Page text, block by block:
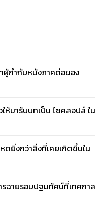
ผู้กำกับหนังภาคต่อของ
ห้มารับบทเป็น ไซคลอปส์ ใน
ดยิ่งกว่าสิ่งที่เคยเกิดขึ้นใน
ฉายรอบปฐมทัศน์ที่เทศกาล